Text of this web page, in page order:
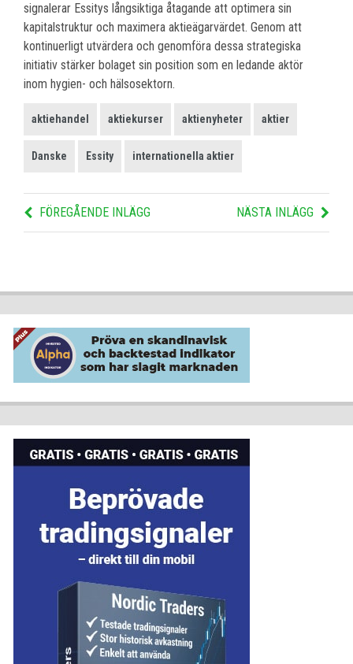
signalerar Essitys långsiktiga åtagande att optimera sin
kapitalstruktur och maximera aktieägarvärdet. Genom att
kontinuerligt utvärdera och genomföra dessa strategiska
initiativ stärker bolaget sin position som en ledande aktör
inom hygien- och hälsosektorn.
aktiehandel aktiekurser aktienyheter aktier
Danske Essity internationella aktier
FÖREGÅENDE INLÄGG NÄSTA INLÄGG